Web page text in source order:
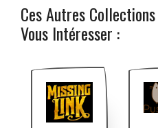
Ces Autres
Vous Intéresser :